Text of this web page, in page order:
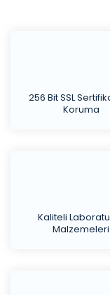
256 Bit SSL
Koruma
Kaliteli
Malzemeleri